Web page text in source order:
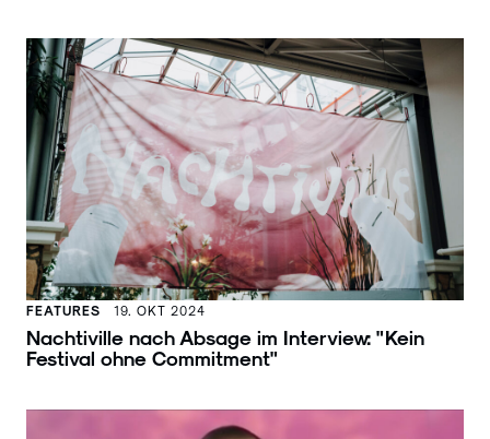
FEATURES 19. OKT 2024
Nachtiville nach Absage im Interview: "Kein
Festival ohne Commitment"